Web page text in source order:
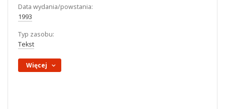
Data wydania/powstania:
1993
Typ zasobu:
Tekst
Więcej